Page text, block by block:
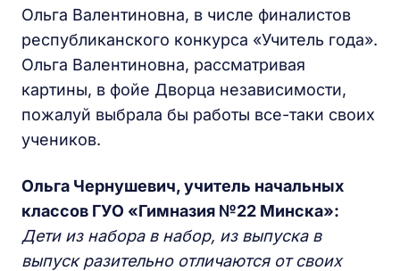
Ольга Валентиновна, в числе финалистов
республиканского конкурса «Учитель года».
Ольга Валентиновна, рассматривая
картины, в фойе Дворца независимости,
пожалуй выбрала бы работы все-таки своих
учеников.
Ольга Чернушевич, учитель начальных
классов ГУО «Гимназия №22 Минска»:
Дети из набора в набор, из выпуска в
выпуск разительно отличаются от своих